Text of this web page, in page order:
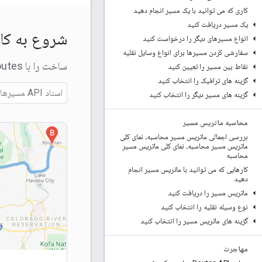
کاری که می توانید با یک مسیر انجام دهید
یک مسیر دریافت کنید
انواع مسیرهای دیگر را درخواست کنید
سفارشی کردن مسیرها برای انواع وسایل نقلیه
نقاط بین مسیر را تعیین کنید
گزینه های ترافیک را انتخاب کنید
گزینه های مسیر دیگر را انتخاب کنید
محاسبه ماتریس مسیر
بررسی اجمالی ماتریس مسیر محاسبه، نمای کلی
ماتریس مسیر محاسبه، نمای کلی ماتریس مسیر
محاسبه
کارهایی که می توانید با ماتریس مسیر انجام
دهید
ماتریس مسیر را دریافت کنید
نوع وسیله نقلیه را انتخاب کنید
گزینه های ماتریس مسیر را انتخاب کنید
مهاجرت
شروع به
ساخت را با Routes API، Compute Routes و Compute Route Matrix شروع کنید.